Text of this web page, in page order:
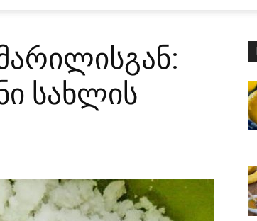
სახლის